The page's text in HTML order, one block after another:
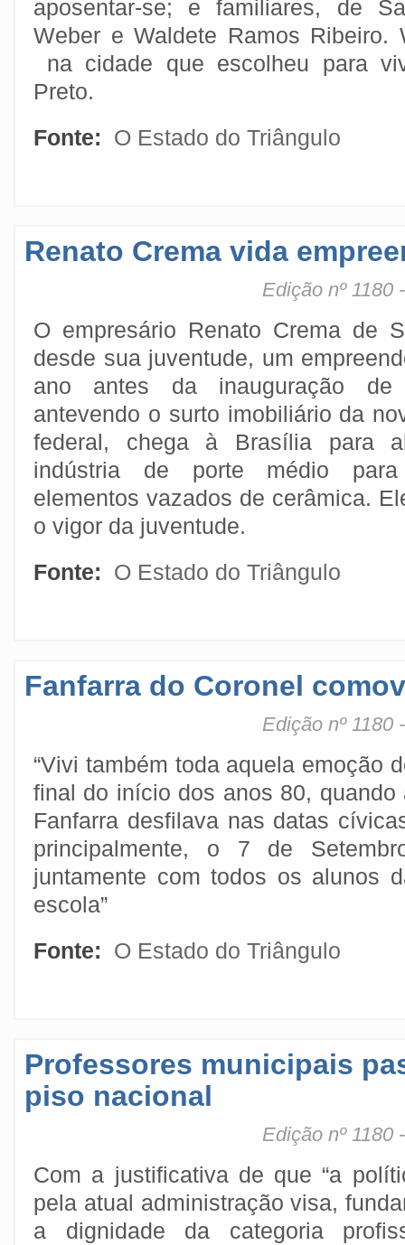
aposentar-se; e familiares, de
Weber e Waldete Ramos
na cidade que escolheu para
Preto.
Fonte:
O Estado do Triângulo
Renato Crema vida
Edição nº 1180
O empresário Renato Crema de
desde sua juventude, um
ano antes da inauguração de
antevendo o surto imobiliário da
federal, chega à Brasília para
indústria de porte médio para
elementos vazados de cerâmica.
o vigor da juventude.
Fonte:
O Estado do Triângulo
Fanfarra do Coronel
Edição nº 1180
“Vivi também toda aquela emoção
final do início dos anos 80, quando
Fanfarra desfilava nas datas
principalmente, o 7 de
juntamente com todos os alunos
escola”
Fonte:
O Estado do Triângulo
Professores municipais
piso nacional
Edição nº 1180
Com a justificativa de que “a
pela atual administração visa,
a dignidade da categoria